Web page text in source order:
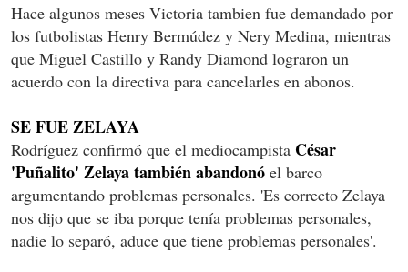
Hace algunos meses Victoria tambien fue demandado por
los futbolistas Henry Bermúdez y Nery Medina, mientras
que Miguel Castillo y Randy Diamond lograron un
acuerdo con la directiva para cancelarles en abonos.
SE FUE ZELAYA
Rodríguez confirmó que el mediocampista César
'Puñalito' Zelaya también abandonó el barco
argumentando problemas personales. 'Es correcto Zelaya
nos dijo que se iba porque tenía problemas personales,
nadie lo separó, aduce que tiene problemas personales'.